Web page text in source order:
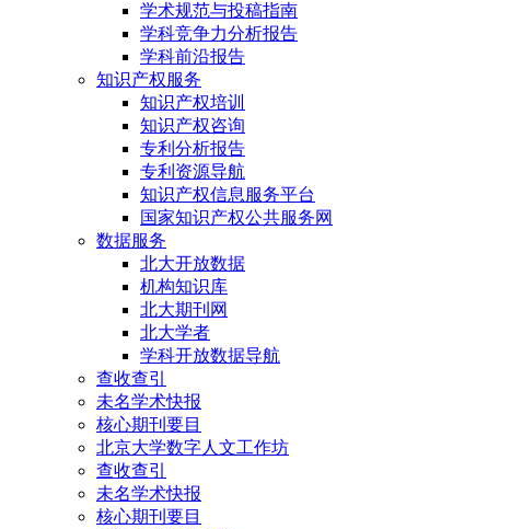
学术规范与投稿指南
学科竞争力分析报告
学科前沿报告
知识产权服务
知识产权培训
知识产权咨询
专利分析报告
专利资源导航
知识产权信息服务平台
国家知识产权公共服务网
数据服务
北大开放数据
机构知识库
北大期刊网
北大学者
学科开放数据导航
查收查引
未名学术快报
核心期刊要目
北京大学数字人文工作坊
查收查引
未名学术快报
核心期刊要目